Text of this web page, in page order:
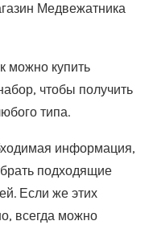
Медвежатника
можно купить
чтобы получить
типа.
информация,
подходящие
Если же этих
всегда можно